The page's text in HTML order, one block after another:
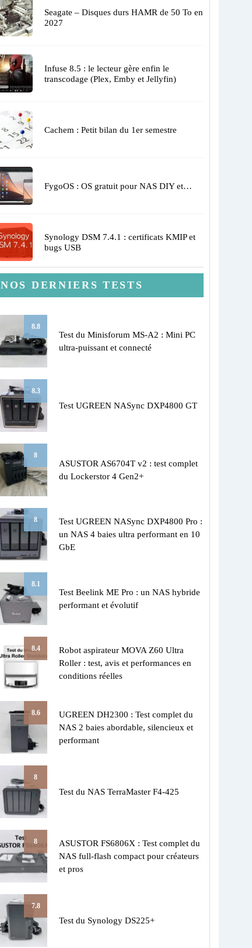
Seagate – Disques durs HAMR de 50 To en
2027
Infuse 8.5 : le lecteur gère enfin le
transcodage (Plex, Emby et Jellyfin)
Cachem : Petit bilan du 1er semestre
FygoOS : OS gratuit pour NAS DIY et…
Synology DSM 7.4.1 : certificats KMIP et
bugs USB
NOS DERNIERS TESTS
8.8
Test du Minisforum MS-A2 : Mini PC
ultra-puissant et connecté
8.3
Test UGREEN NASync DXP4800 GT
8
ASUSTOR AS6704T v2 : test complet
du Lockerstor 4 Gen2+
8
Test UGREEN NASync DXP4800 Pro :
un NAS 4 baies ultra performant en 10
GbE
8.1
Test Beelink ME Pro : un NAS hybride
performant et évolutif
8.4
Robot aspirateur MOVA Z60 Ultra
Roller : test, avis et performances en
conditions réelles
8.6
UGREEN DH2300 : Test complet du
NAS 2 baies abordable, silencieux et
performant
8
Test du NAS TerraMaster F4-425
8
ASUSTOR FS6806X : Test complet du
NAS full-flash compact pour créateurs
et pros
7.8
Test du Synology DS225+